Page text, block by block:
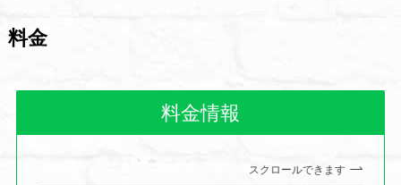
料金
料金情報
スクロールできます